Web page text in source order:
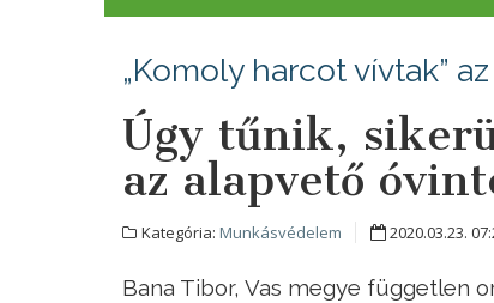
„Komoly harcot vívtak”
Úgy tűnik,
az alapvető
Kategória: Munkásvédelem 2020.03.23.
Bana Tibor, Vas megye független